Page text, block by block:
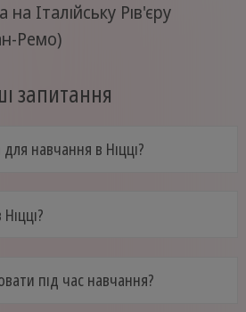
Італійську Рів'єру
Ремо)
запитання
навчання в Ніцці?
під час навчання?